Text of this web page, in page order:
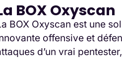
BOX Oxyscan
BOX Oxyscan est une
offensive et
d’un vrai